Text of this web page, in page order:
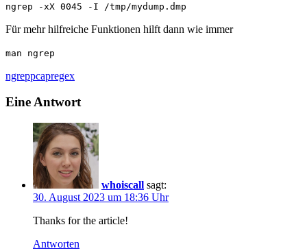
ngrep -xX 0045 -I /tmp/mydump.dmp
Für mehr hilfreiche Funktionen hilft dann wie immer
man ngrep
ngreppcapregex
Eine Antwort
whoiscall sagt:
30. August 2023 um 18:36 Uhr
Thanks for the article!
Antworten